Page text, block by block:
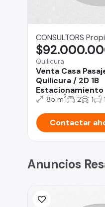
CONSULTORS
Quilicura
Venta Casa
Quilicura / 2D 1B
Estacionamiento
85 m2 2 1 1
Contactar
Anuncios